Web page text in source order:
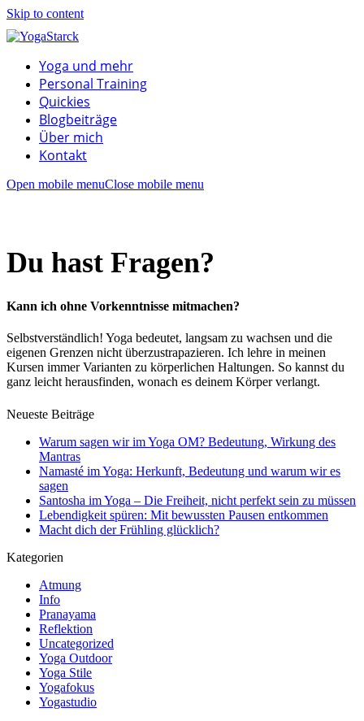
Skip to content
Yoga und mehr
Personal Training
Quickies
Blogbeiträge
Über mich
Kontakt
Open mobile menuClose mobile menu
Du hast Fragen?
Kann ich ohne Vorkenntnisse mitmachen?
Selbstverständlich! Yoga bedeutet, langsam zu wachsen und die
eigenen Grenzen nicht überzustrapazieren. Ich lehre in meinen
Kursen immer Varianten zu körperlichen Haltungen. So kannst du
ganz leicht herausfinden, wonach es deinem Körper verlangt.
Neueste Beiträge
Warum sagen wir im Yoga OM? Bedeutung, Wirkung des
Mantras
Namasté im Yoga: Herkunft, Bedeutung und warum wir es
sagen
Santosha im Yoga – Die Freiheit, nicht perfekt sein zu müssen
Lebendigkeit spüren: Mit bewussten Pausen entkommen
Macht dich der Frühling glücklich?
Kategorien
Atmung
Info
Pranayama
Reflektion
Uncategorized
Yoga Outdoor
Yoga Stile
Yogafokus
Yogastudio